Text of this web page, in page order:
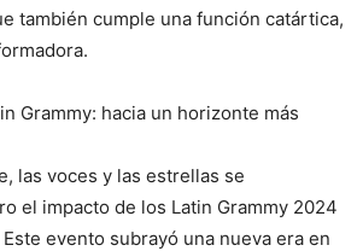
también cumple una función catártica,
Grammy: hacia un horizonte más
las voces y las estrellas se
el impacto de los Latin Grammy 2024
evento subrayó una nueva era en